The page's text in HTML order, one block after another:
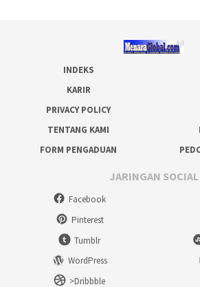
INDEKS
KARIR
PRIVACY POLICY
TENTANG KAMI
FORM PENGADUAN
JARINGAN SOCIAL
Facebook
Pinterest
Tumblr
WordPress
>Dribbble